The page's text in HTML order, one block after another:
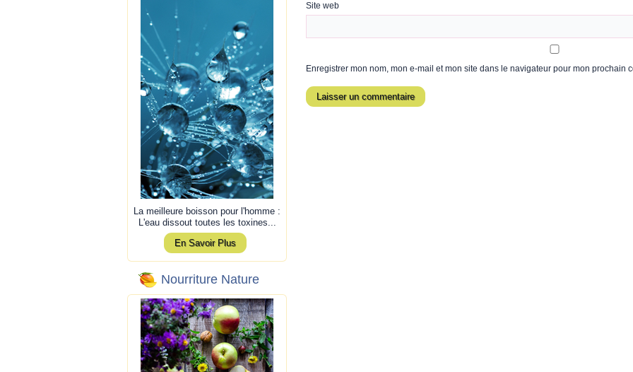
La meilleure boisson pour l'homme :
L'eau dissout toutes les toxines...
En Savoir Plus
Nourriture Nature
Site web
Enregistrer mon nom, mon e-mail et mon site dans le navigateur pour mon prochain